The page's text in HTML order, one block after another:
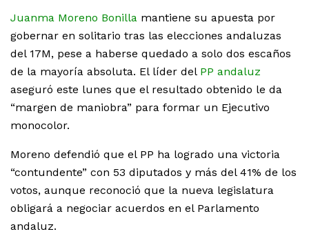
Juanma Moreno Bonilla mantiene su apuesta por
gobernar en solitario tras las elecciones andaluzas
del 17M, pese a haberse quedado a solo dos escaños
de la mayoría absoluta. El líder del PP andaluz
aseguró este lunes que el resultado obtenido le da
“margen de maniobra” para formar un Ejecutivo
monocolor.
Moreno defendió que el PP ha logrado una victoria
“contundente” con 53 diputados y más del 41% de los
votos, aunque reconoció que la nueva legislatura
obligará a negociar acuerdos en el Parlamento
andaluz.